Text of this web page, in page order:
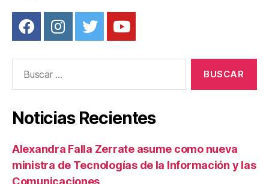
Noticias Recientes
Alexandra Falla Zerrate asume como nueva
ministra de Tecnologías de la Información y las
Comunicaciones